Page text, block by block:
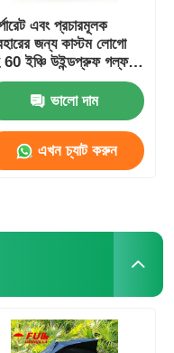
এবং প্রচারমূলক
জন্য কাস্টম লোগো
ইঞ্চি উইন্ডপ্রুফ গল্ফ
ভালো দাম
এখন চ্যাট করুন